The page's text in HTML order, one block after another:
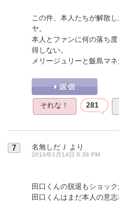
この件、本人たちが解散
ヤ。
本人とファンに何の落ち
得しない。
メリージュリーと飯島マ
それな！ 281
7 名無しだＪ より
2016年1月14日 6:39 PM
田口くんの脱退もショッ
田口くんはまだ本人の意